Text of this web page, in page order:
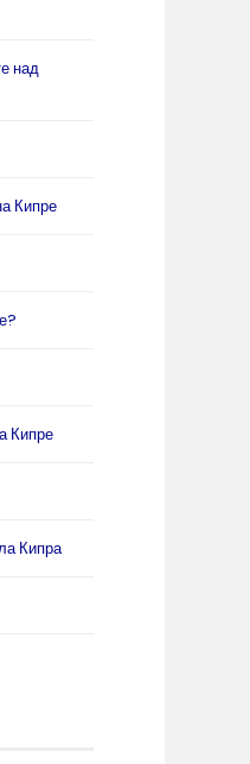
над
Кипре
Кипре
Кипра